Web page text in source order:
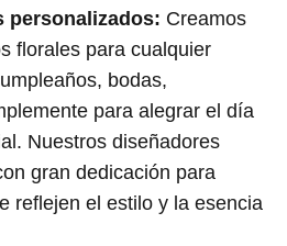
personalizados: Creamos
florales para cualquier
bodas,
para alegrar el día
Nuestros diseñadores
gran dedicación para
reflejen el estilo y la esencia